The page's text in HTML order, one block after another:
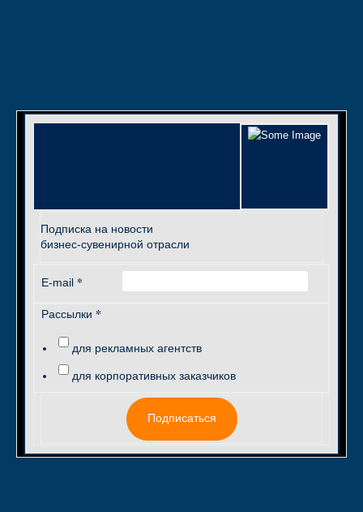
Подписка на новости
бизнес-сувенирной отрасли
E-mail *
Рассылки *
для рекламных агентств
для корпоративных заказчиков
Подписаться